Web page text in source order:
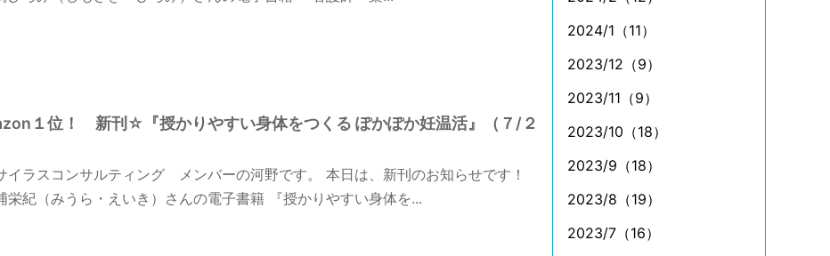
１位！ 新刊☆『授かりやすい身体をつくる ぽかぽか妊温活』（７/２
イラスコンサルティング メンバーの河野です。 本日は、新刊のお知らせです！
栄紀（みうら・えいき）さんの電子書籍 『授かりやすい身体を...
2024/1（11）
2023/12（9）
2023/11（9）
2023/10（18）
2023/9（18）
2023/8（19）
2023/7（16）